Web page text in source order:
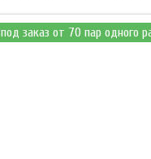
под заказ от 70 пар одного